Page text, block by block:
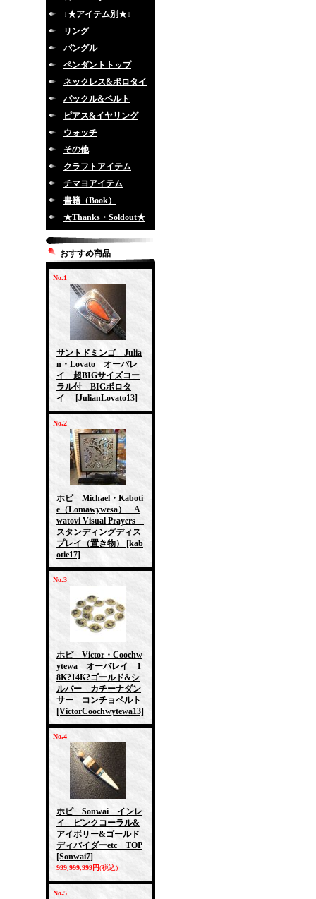
↓★アイテム別★↓
リング
バングル
ペンダントトップ
ネックレス&ボロタイ
バックル&ベルト
ピアス&イヤリング
ウォッチ
その他
クラフトアイテム
チマヨアイテム
書籍（Book）
★Thanks・Soldout★
おすすめ商品
No.1
サントドミンゴ Julia
n・Lovato オーバレ
イ 超BIGサイズコー
ラル付 BIGボロタ
イ
[JulianLovato13]
No.2
ホピ Michael・Kaboti
e（Lomawywesa） A
watovi Visual Prayers
スタンディングディス
プレイ（置き物）
[kab
otie17]
No.3
ホピ Victor・Coochw
ytewa オーバレイ 1
8K?14K?ゴールド&シ
ルバー カチーナダン
サー コンチョベルト
[VictorCoochwytewa13]
No.4
ホピ Sonwai インレ
イ ピンクコーラル&
アイボリー&ゴールド
ディバイダーetc TOP
[Sonwai7]
999,999,999円(税込)
No.5